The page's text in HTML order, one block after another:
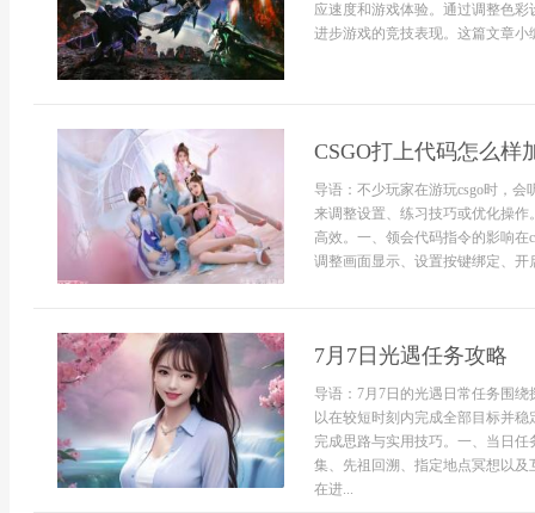
应速度和游戏体验。通过调整色
进步游戏的竞技表现。这篇文章小
CSGO打上代码怎么样
导语：不少玩家在游玩csgo时，
来调整设置、练习技巧或优化操
高效。一、领会代码指令的影响
调整画面显示、设置按键绑定、
7月7日光遇任务攻略
导语：7月7日的光遇日常任务围
以在较短时刻内完成全部目标并
完成思路与实用技巧。一、当日
集、先祖回溯、指定地点冥想以
在进...